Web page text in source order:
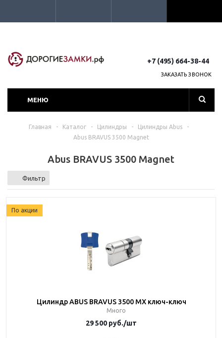
+7 (495) 664-38-44
ЗАКАЗАТЬ ЗВОНОК
МЕНЮ
Главная - Каталог - Цилиндры - Цилиндры Abus
-
Abus BRAVUS 3500 Magnet
Abus BRAVUS 3500 Magnet
Фильтр
По акции
Цилиндр ABUS BRAVUS 3500 MX ключ-ключ
Много
29 500 руб./шт